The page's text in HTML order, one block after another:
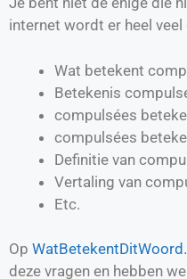
internet wordt er heel
Wat betekent
Betekenis
compulsées
compulsées
Definitie van
Vertaling van
Etc.
Op
deze vragen en hebben